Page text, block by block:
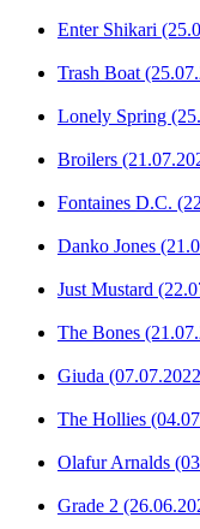
Enter Shikari
Trash Boat
Lonely Spring
Broilers
Fontaines D.C.
Danko Jones
Just Mustard
The Bones
Giuda
The Hollies
Olafur Arnalds
Grade 2